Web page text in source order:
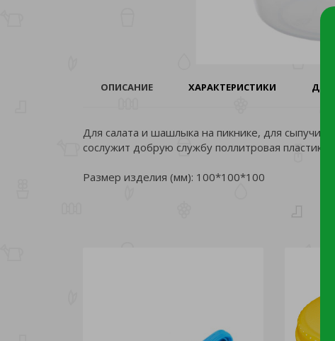
ОПИСАНИЕ ХАРАКТЕРИСТИКИ
Для салата и шашлыка на пикнике, для сыпучих
сослужит добрую службу поллитровая
Размер изделия (мм): 100*100*100